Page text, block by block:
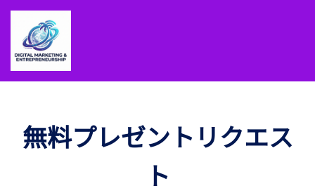
無料プレゼントリクエス
ト